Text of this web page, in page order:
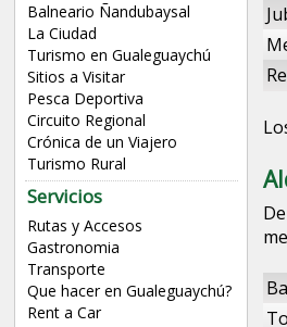
Balneario Ñandubaysal
La Ciudad
Turismo en Gualeguaychú
Sitios a Visitar
Pesca Deportiva
Circuito Regional
Crónica de un Viajero
Turismo Rural
Servicios
Rutas y Accesos
Gastronomia
Transporte
Que hacer en Gualeguaychú?
Rent a Car